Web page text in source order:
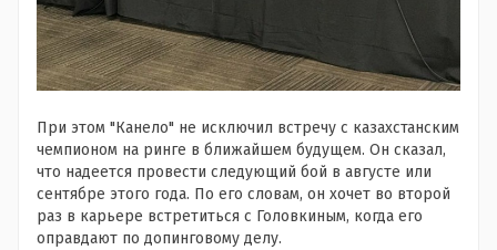
При этом "Канело" не исключил встречу с казахстанским
чемпионом на ринге в ближайшем будущем. Он сказал,
что надеется провести следующий бой в августе или
сентябре этого года. По его словам, он хочет во второй
раз в карьере встретиться с Головкиным, когда его
оправдают по допинговому делу.